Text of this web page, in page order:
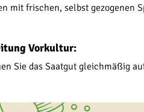
mit frischen, selbst gezogenen
Vorkultur:
Sie das Saatgut gleichmäßig